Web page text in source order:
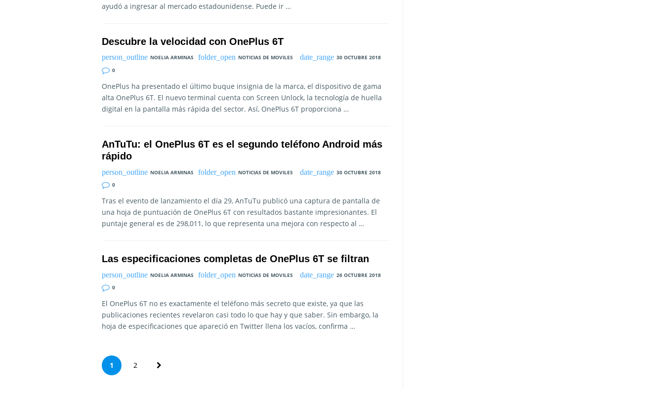
ayudó a ingresar al mercado estadounidense. Puede ir …
Descubre la velocidad con OnePlus 6T
NOELIA ARMINAS NOTICIAS DE MOVILES
30 OCTUBRE 2018
0
OnePlus ha presentado el último buque insignia de la marca, el dispositivo de gama
alta OnePlus 6T. El nuevo terminal cuenta con Screen Unlock, la tecnología de huella
digital en la pantalla más rápida del sector. Así, OnePlus 6T proporciona …
AnTuTu: el OnePlus 6T es el segundo teléfono Android más
rápido
NOELIA ARMINAS NOTICIAS DE MOVILES
30 OCTUBRE 2018
0
Tras el evento de lanzamiento el día 29, AnTuTu publicó una captura de pantalla de
una hoja de puntuación de OnePlus 6T con resultados bastante impresionantes. El
puntaje general es de 298,011, lo que representa una mejora con respecto al …
Las especificaciones completas de OnePlus 6T se filtran
NOELIA ARMINAS NOTICIAS DE MOVILES
26 OCTUBRE 2018
0
El OnePlus 6T no es exactamente el teléfono más secreto que existe, ya que las
publicaciones recientes revelaron casi todo lo que hay y que saber. Sin embargo, la
hoja de especificaciones que apareció en Twitter llena los vacíos, confirma …
P1 2